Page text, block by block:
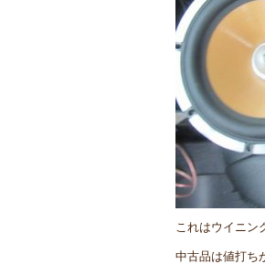
これはウイニン
中古品は値打ち